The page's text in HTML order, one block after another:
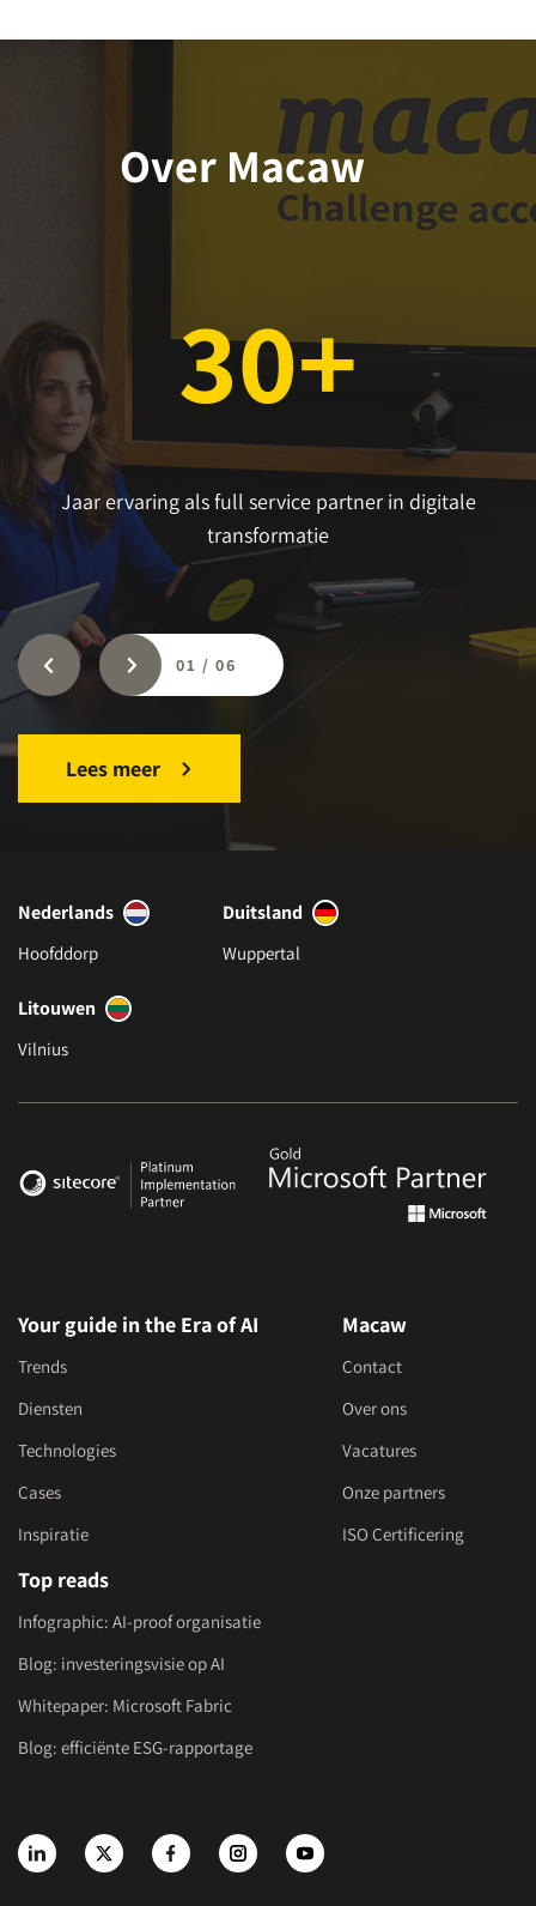
Over Macaw
30+
Jaar ervaring als full service partner in digitale
transformatie
01 / 06
Lees meer
Nederlands
Hoofddorp
Duitsland
Wuppertal
Litouwen
Vilnius
Your guide in the Era of AI
Trends
Diensten
Technologies
Cases
Inspiratie
Macaw
Contact
Over ons
Vacatures
Onze partners
ISO Certificering
Top reads
Infographic: AI-proof organisatie
Blog: investeringsvisie op AI
Whitepaper: Microsoft Fabric
Blog: efficiënte ESG-rapportage